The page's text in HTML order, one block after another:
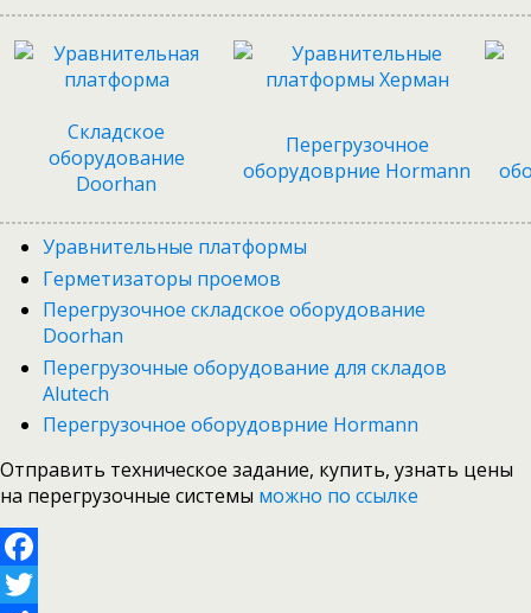
Cкладское
оборудование
Doorhan
Перегрузочное
оборудоврние Hormann
Уравнительные платформы
Герметизаторы проемов
Перегрузочное складское оборудование
Doorhan
Перегрузочные оборудование для складов
Alutech
Перегрузочное оборудоврние Hormann
Отправить техническое задание, купить, узнать цены
на перегрузочные системы можно по ссылке
Facebook